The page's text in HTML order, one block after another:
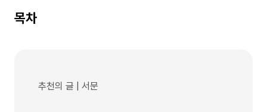
목차
추천의 글 | 서문